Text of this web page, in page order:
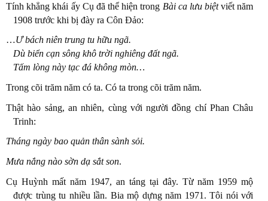
Tính khẳng khái ấy Cụ đã thể hiện trong Bài ca lưu biệtviết năm
1908 trước khi bị đày ra Côn Đảo:
…Ư bách niên trung tu hữu ngã.
Dù biển cạn sông khô trời nghiêng đất ngã.
Tấm lòng này tạc đá không mòn…
Trong cõi trăm năm có ta. Có ta trong cõi trăm năm.
Thật hào sảng, an nhiên, cùng với người đồng chí Phan Châu
Trinh:
Tháng ngày bao quản thân sành sỏi.
Mưa nắng nào sờn dạ sắt son.
Cụ Huỳnh mất năm 1947, an táng tại đây. Từ năm 1959 mộ
được trùng tu nhiều lần. Bia mộ dựng năm 1971. Tôi nói với